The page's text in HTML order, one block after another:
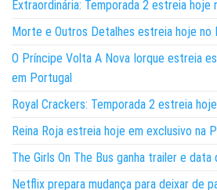
Extraordinária: Temporada 2 estreia hoje
Morte e Outros Detalhes estreia hoje no
O Príncipe Volta A Nova Iorque estreia
em Portugal
Royal Crackers: Temporada 2 estreia
Reina Roja estreia hoje em exclusivo na
The Girls On The Bus ganha trailer e
Netflix prepara mudança para deixar de